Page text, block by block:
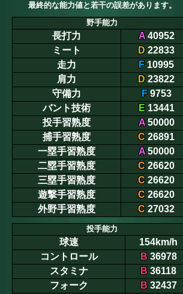
最終的な能力値と若干の誤差があります。
野手能力
長打力 A40952
ミート
D 22833
走力
F 10995
肩力
D 23822
守備力
F9753
バント技術
E13441
投手習熟度
A50000
捕手習熟度
C 26891
一塁手習熟度
A50000
二塁手習熟度
C 26620
三塁手習熟度
C 26620
遊撃手習熟度
C 26620
外野手習熟度
C 27032
投手能力
球速
154km/h
コントロール
B36978
スタミナ
B 36118
フォーク
B32437